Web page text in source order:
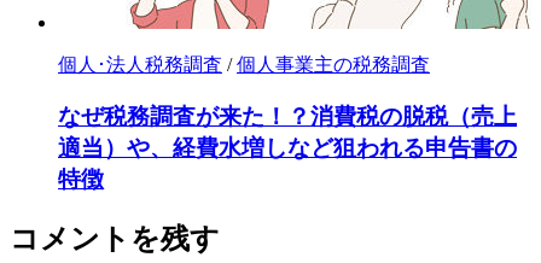
個人･法人税務調査 /個人事業主の税務調査
なぜ税務調査が来た！？消費税の脱税（売上
適当）や、経費水増しなど狙われる申告書の
特徴
コメントを残す